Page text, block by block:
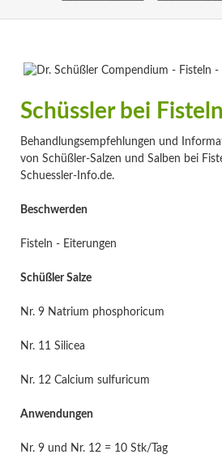
Schüssler bei Fisteln
Behandlungsempfehlungen und
von Schüßler-Salzen und Salben bei
Schuessler-Info.de.
Beschwerden
Fisteln - Eiterungen
Schüßler Salze
Nr. 9 Natrium phosphoricum
Nr. 11 Silicea
Nr. 12 Calcium sulfuricum
Anwendungen
Nr. 9 und Nr. 12 = 10 Stk/Tag